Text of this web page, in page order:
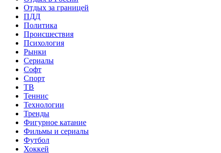
Отдых за границей
ПДД
Политика
Происшествия
Психология
Рынки
Сериалы
Софт
Спорт
ТВ
Теннис
Технологии
Тренды
Фигурное катание
Фильмы и сериалы
Футбол
Хоккей